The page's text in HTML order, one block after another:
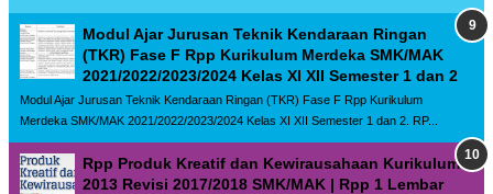
Modul Ajar Jurusan Teknik Kendaraan Ringan
(TKR) Fase F Rpp Kurikulum Merdeka SMK/MAK
2021/2022/2023/2024 Kelas XI XII Semester 1 dan 2
Modul Ajar Jurusan Teknik Kendaraan Ringan (TKR) Fase F Rpp Kurikulum
Merdeka SMK/MAK 2021/2022/2023/2024 Kelas XI XII Semester 1 dan 2. RP...
Rpp Produk Kreatif dan Kewirausahaan Kurikulum
2013 Revisi 2017/2018 SMK/MAK | Rpp 1 Lembar